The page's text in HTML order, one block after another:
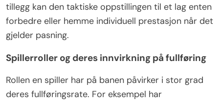
tillegg kan den taktiske oppstillingen til et lag enten
forbedre eller hemme individuell prestasjon når det
gjelder pasning.
Spillerroller og deres innvirkning på fullføring
Rollen en spiller har på banen påvirker i stor grad
deres fullføringsrate. For eksempel har